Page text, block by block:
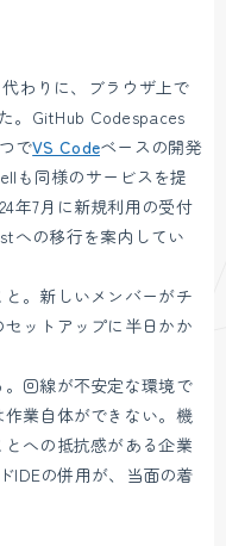
わりに、ブラウザ上で
。GitHub Codespaces
でVS Codeベースの開発
も同様のサービスを提
年7月に新規利用の受付
への移行を案内してい
。新しいメンバーがチ
ットアップに半日かか
回線が不安定な環境で
業自体ができない。機
への抵抗感がある企業
IDEの併用が、当面の着